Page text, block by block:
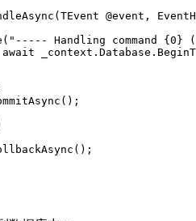
@event,
Handling command {0}